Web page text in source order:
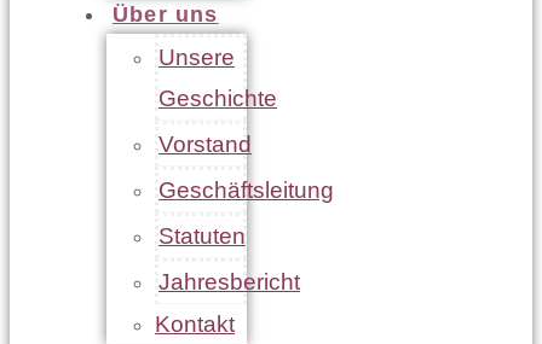
Über uns
Unsere
Geschichte
Vorstand
Geschäftsleitung
Statuten
Jahresbericht
Kontakt